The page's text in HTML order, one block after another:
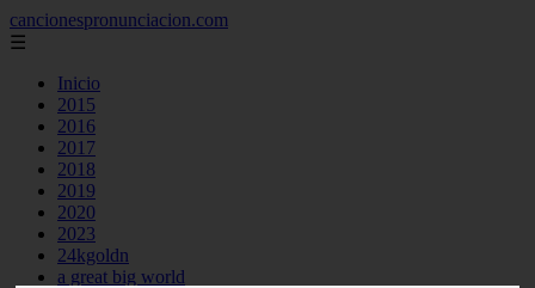
cancionespronunciacion.com
☰
Inicio
2015
2016
2017
2018
2019
2020
2023
24kgoldn
a great big world